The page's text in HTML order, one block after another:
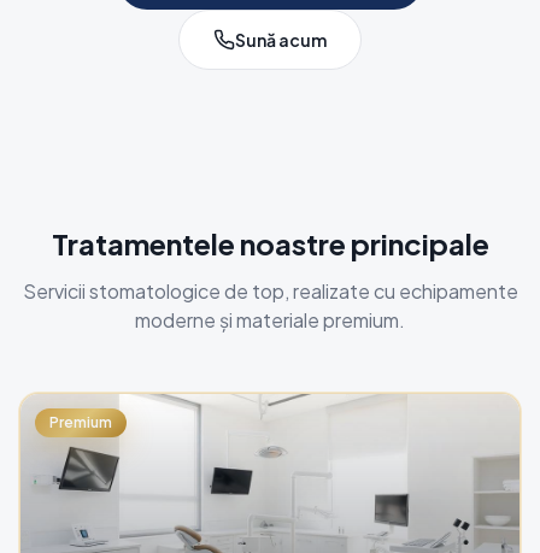
Sună acum
Tratamentele noastre principale
Servicii stomatologice de top, realizate cu echipamente
moderne și materiale premium.
Premium